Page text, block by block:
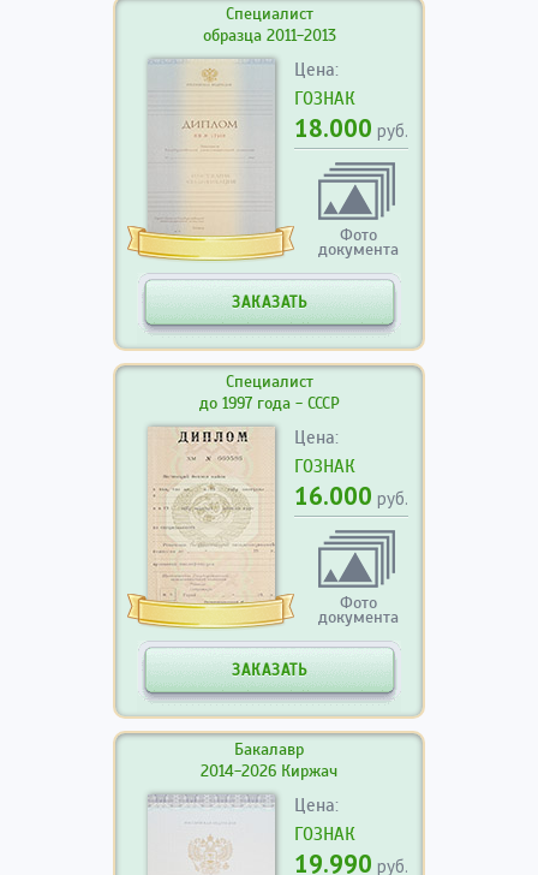
Специалист
образца 2011-2013
Цена:
ГОЗНАК
18.000 руб.
Фото
документа
ЗАКАЗАТЬ
Специалист
до 1997 года - СССР
Цена:
ГОЗНАК
16.000 руб.
Фото
документа
ЗАКАЗАТЬ
Бакалавр
2014-2026 Киржач
Цена:
ГОЗНАК
19.990 руб.